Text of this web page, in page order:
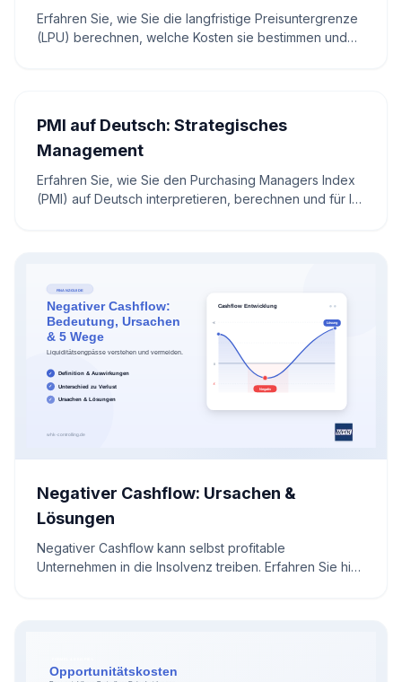
Erfahren Sie, wie Sie die langfristige Preisuntergrenze
(LPU) berechnen, welche Kosten sie bestimmen und
PMI auf Deutsch: Strategisches
Management
Erfahren Sie, wie Sie den Purchasing Managers Index
(PMI) auf Deutsch interpretieren, berechnen und für Ihr
Negativer Cashflow: Ursachen &
Lösungen
Negativer Cashflow kann selbst profitable
Unternehmen in die Insolvenz treiben. Erfahren Sie hier